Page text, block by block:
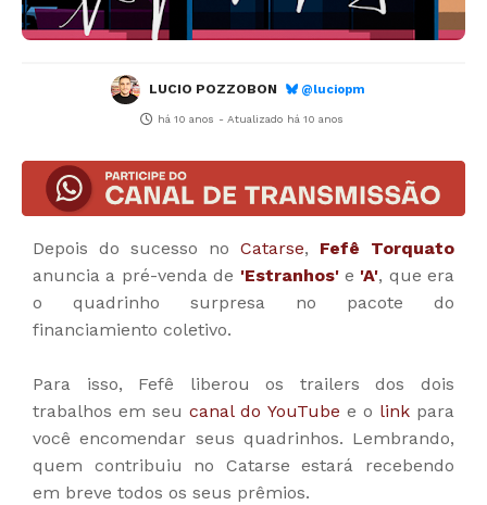
LUCIO POZZOBON @luciopm
há 10 anos - Atualizado há 10 anos
Depois do sucesso no Catarse, Fefê Torquato
anuncia a pré-venda de 'Estranhos'e 'A', que era
o quadrinho surpresa no pacote do
financiamiento coletivo.
Para isso, Fefê liberou os trailers dos dois
trabalhos em seucanal do YouTube e o linkpara
você encomendar seus quadrinhos. Lembrando,
quem contribuiu no Catarse estará recebendo
em breve todos os seus prêmios.